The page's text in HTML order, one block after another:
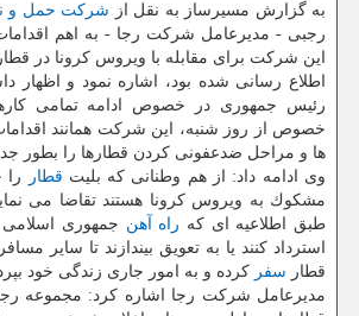
به گزارش مسیرساز به نقل از شركت حمل و
رجبی - مدیرعامل شركت رجا - به اهم
این شركت برای مقابله با ویروس كرونا در
اطلاع رسانی شده بود، اشاره نمود و اظهار
رئیس جمهوری در خصوص ادامه تمامی
خصوص از روز شنبه، این شركت همانند
ها و مراحل ضدعفونی كردن قطارها را بطور
وی ادامه داد: از هم وطنانی كه بلیت قطار
را
مشكوك به ویروس كرونا هستند تقاضا می
طبق اطلاعیه ای كه راه آهن جمهوری اسلامی
استرداد كنند یا به تعویق بیندازند تا سایر
قطار سفر كرده و به امور جاری زندگی خود
مدیرعامل شركت رجا اشاره كرد: مجموعه